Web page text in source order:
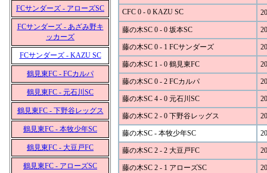
FCサンダーズ - アローズSC
FCサンダーズ - あざみ野キ
ッカーズ
FCサンダーズ - KAZU SC
鶴見東FC - FCカルパ
鶴見東FC - 元石川SC
鶴見東FC - 下野谷レッグス
鶴見東FC - 本牧少年SC
鶴見東FC - 大豆戸FC
鶴見東FC - アローズSC
CFC 0 - 0 KAZU SC
藤の木SC 0 - 0 坂本SC
藤の木SC 0 - 1 FCサンダーズ
藤の木SC 1 - 0 鶴見東FC
藤の木SC 0 - 2 FCカルパ
藤の木SC 4 - 0 元石川SC
藤の木SC 2 - 0 下野谷レッグス
藤の木SC - 本牧少年SC
藤の木SC 2 - 2 大豆戸FC
藤の木SC 2 - 1 アローズSC